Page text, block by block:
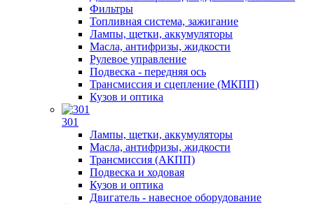
Фильтры
Топливная система, зажигание
Лампы, щетки, аккумуляторы
Масла, антифризы, жидкости
Рулевое управление
Подвеска - передняя ось
Трансмиссия и сцепление (МКПП)
Кузов и оптика
301
Лампы, щетки, аккумуляторы
Масла, антифризы, жидкости
Трансмиссия (АКПП)
Подвеска и ходовая
Кузов и оптика
Двигатель - навесное оборудование